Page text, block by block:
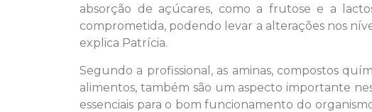
absorção de açúcares, como a frutose e a
comprometida, podendo levar a alterações nos
explica Patrícia.
Segundo a profissional, as aminas, compostos
alimentos, também são um aspecto importante
essenciais para o bom funcionamento do